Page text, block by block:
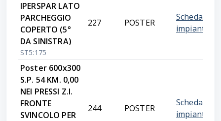
IPERSPAR LATO
PARCHEGGIO
COPERTO (5°
DA SINISTRA)
ST5:175
227 POSTER
Scheda
impianto
Poster 600x300
S.P. 54 KM. 0,00
NEI PRESSI Z.I.
FRONTE
SVINCOLO PER
244 POSTER
Scheda
impianto